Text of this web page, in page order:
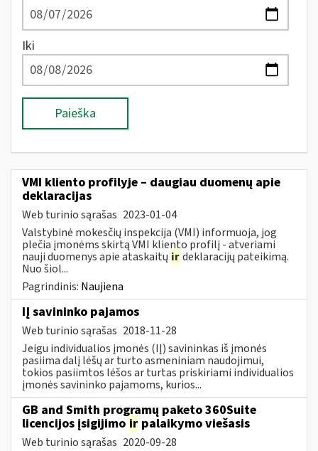
Iki
Paieška
VMI kliento profilyje – daugiau duomenų apie
deklaracijas
Web turinio sąrašas 2023-01-04
Valstybinė mokesčių inspekcija (VMI) informuoja, jog
plečia įmonėms skirtą VMI kliento profilį - atveriami
nauji duomenys apie ataskaitų irdeklaracijų pateikimą.
Nuo šiol...
Pagrindinis: Naujiena
IĮ savininko pajamos
Web turinio sąrašas 2018-11-28
Jeigu individualios įmonės (IĮ) savininkas iš įmonės
pasiima dalį lėšų ar turto asmeniniam naudojimui,
tokios pasiimtos lėšos ar turtas priskiriami individualios
įmonės savininko pajamoms, kurios...
GB and Smith programų paketo 360Suite
licencijos įsigijimo ir palaikymo viešasis
Web turinio sąrašas 2020-09-28